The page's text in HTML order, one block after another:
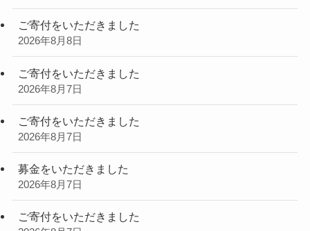
ご寄付をいただきました
2026年8月8日
ご寄付をいただきました
2026年8月7日
ご寄付をいただきました
2026年8月7日
募金をいただきました
2026年8月7日
ご寄付をいただきました